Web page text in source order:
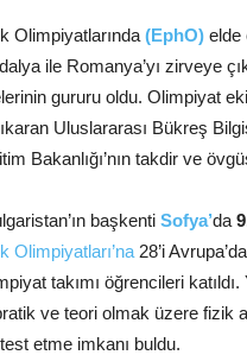
Olimpiyatlarında (EphO) elde
ile Romanya’yı zirveye
gururu oldu. Olimpiyat
Uluslararası Bükreş
Bakanlığı’nın takdir ve
başkenti Sofya’da
Olimpiyatları’na 28’i
takımı öğrencileri katıldı.
ve teori olmak üzere fizik
etme imkanı buldu.